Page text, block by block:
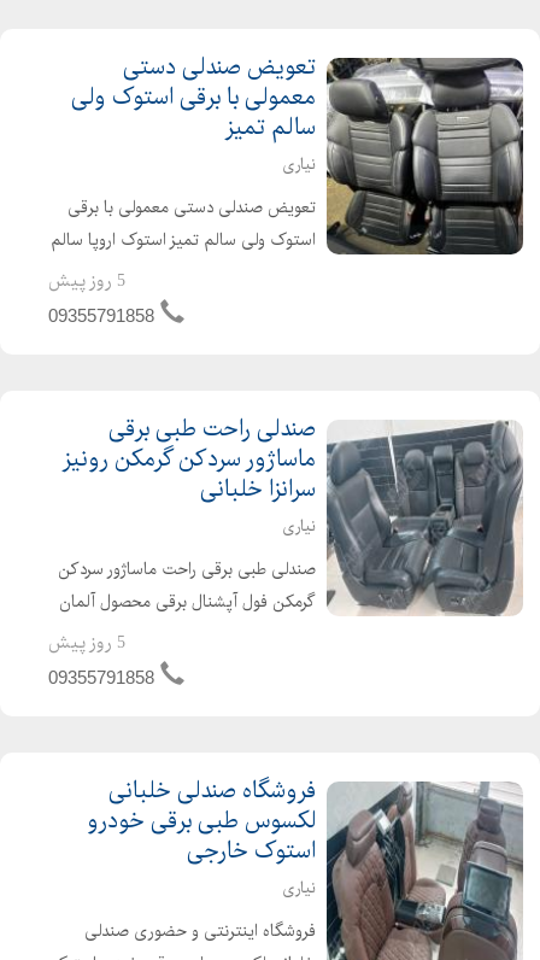
تعویض صندلی دستی
معمولی با برقی استوک ولی
سالم تمیز
نیاری
تعویض صندلی دستی معمولی با برقی
استوک ولی سالم تمیز استوک اروپا سالم
در حد نو با انواع مدلهای متفاوت در
سایزهای متفاوت و رنگ های متفاوت
5 روز پیش
09355791858
صندلی راحت طبی برقی
ماساژور سردکن گرمکن رونیز
سرانزا خلبانی
نیاری
صندلی طبی برقی راحت ماساژور سردکن
گرمکن فول آپشنال برقی محصول آلمان
وارداتی ژاپن وارداتی قابل نصب دقیق
پیچب پیچ بر روی خودروهای سواری و
5 روز پیش
09355791858
فروشگاه‌ صندلی خلبانی
لکسوس طبی برقی خودرو
استوک خارجی
نیاری
فروشگاه اینترنتی و حضوری صندلی